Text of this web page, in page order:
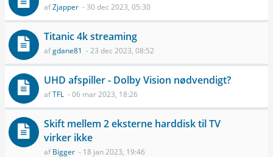
afZjapper - 30 dec 2023, 05:30
Titanic 4k streaming
afgdane81 - 23 dec 2023, 08:52
UHD afspiller - Dolby Vision nødvendigt?
afTFL - 06 mar 2023, 18:26
Skift mellem 2 eksterne harddisk til TV
virker ikke
afBigger - 18 jan 2023, 19:46